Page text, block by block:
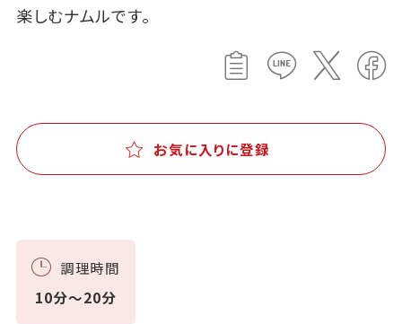
楽しむナムルです。
お気に入りに登録
調理時間
10分～20分